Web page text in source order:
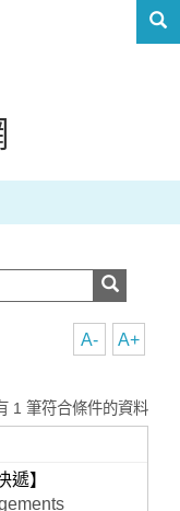
A+
A-
1 筆符合條件的資料
遞】